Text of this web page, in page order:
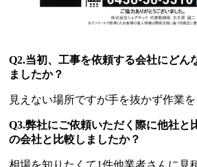
Q2.当初、工事を依頼する会社にどん
ましたか？
見えない場所ですが手を抜かず作業
Q3.弊社にご依頼いただく際に他社と
の会社と比較しましたか？
相場を知りたくて1件他業者さんに見